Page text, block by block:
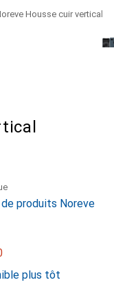
Housse cuir vertical
produits Noreve
plus tôt